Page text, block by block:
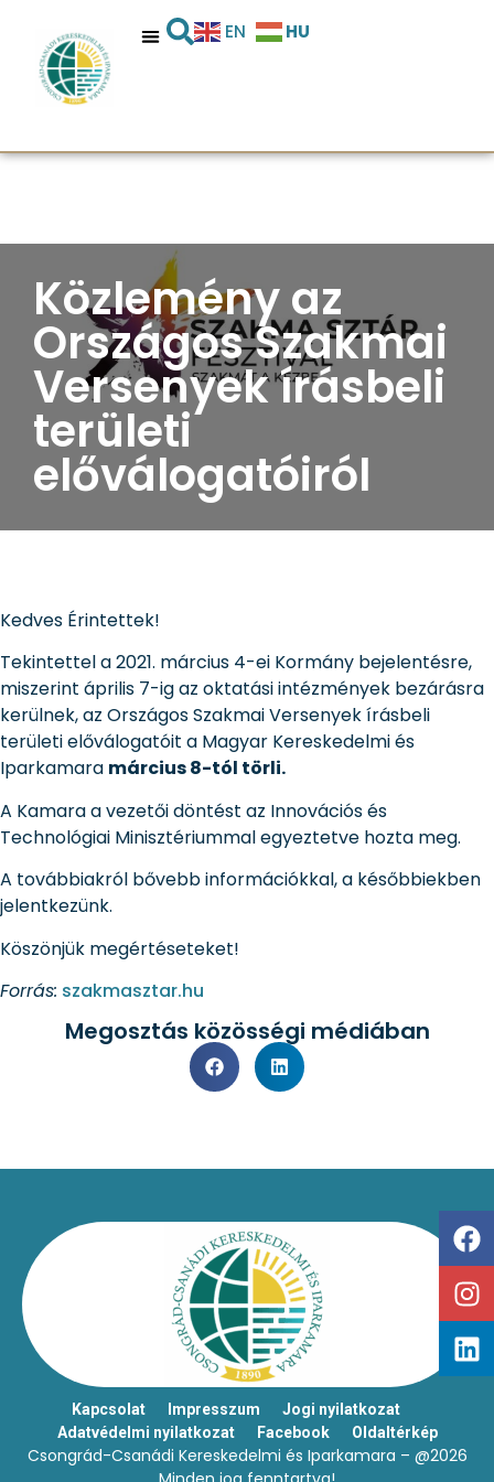
EN HU
Közlemény az
Országos Szakmai
Versenyek írásbeli
területi
előválogatóiról
Kedves Érintettek!
Tekintettel a 2021. március 4-ei Kormány bejelentésre,
miszerint április 7-ig az oktatási intézmények bezárásra
kerülnek, az Országos Szakmai Versenyek írásbeli
területi előválogatóit a Magyar Kereskedelmi és
Iparkamara március 8-tól törli.
A Kamara a vezetői döntést az Innovációs és
Technológiai Minisztériummal egyeztetve hozta meg.
A továbbiakról bővebb információkkal, a későbbiekben
jelentkezünk.
Köszönjük megértéseteket!
Forrás: szakmasztar.hu
Megosztás közösségi médiában
Kapcsolat Impresszum
Jogi nyilatkozat
Adatvédelmi nyilatkozat
Facebook Oldaltérkép
Csongrád-Csanádi Kereskedelmi és Iparkamara – @2026